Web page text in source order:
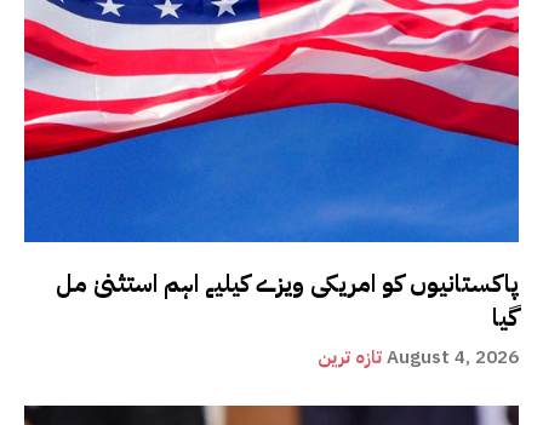
پاکستانیوں کو امریکی ویزے کیلیے اہم استثنیٰ مل
گیا
تازہ ترینAugust 4, 2026